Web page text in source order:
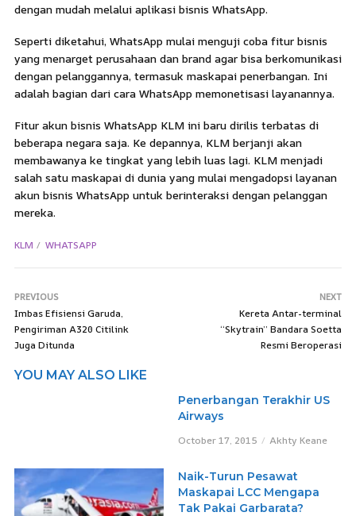
dengan mudah melalui aplikasi bisnis WhatsApp.
Seperti diketahui, WhatsApp mulai menguji coba fitur bisnis
yang menarget perusahaan dan brand agar bisa berkomunikasi
dengan pelanggannya, termasuk maskapai penerbangan. Ini
adalah bagian dari cara WhatsApp memonetisasi layanannya.
Fitur akun bisnis WhatsApp KLM ini baru dirilis terbatas di
beberapa negara saja. Ke depannya, KLM berjanji akan
membawanya ke tingkat yang lebih luas lagi. KLM menjadi
salah satu maskapai di dunia yang mulai mengadopsi layanan
akun bisnis WhatsApp untuk berinteraksi dengan pelanggan
mereka.
KLM WHATSAPP
PREVIOUS
Imbas Efisiensi Garuda,
Pengiriman A320 Citilink
Juga Ditunda
NEXT
Kereta Antar-terminal
“Skytrain” Bandara Soetta
Resmi Beroperasi
YOU MAY ALSO LIKE
Penerbangan Terakhir US
Airways
October 17, 2015 Akhty Keane
Naik-Turun Pesawat
Maskapai LCC Mengapa
Tak Pakai Garbarata?